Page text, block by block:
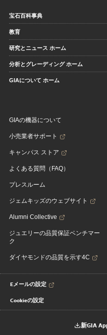
宝石百科事典
教育
研究とニュース ホーム
分析とグレーディング ホーム
GIAについて ホーム
GIAの機器について
小売業者サポート
キャンパス ストア
よくある質問（FAQ）
プレスルーム
ジェムキッズのウェブサイト
Alumni Collective
ジュエリーの品質保証ベンチマー
ク
ダイヤモンドの品質を示す4C
Eメールの設定
Cookieの設定
新GIA